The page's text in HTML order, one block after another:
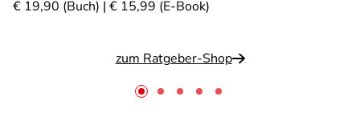
€ 19,90 (Buch) | € 15,99 (E-Book)
zum Ratgeber-Shop